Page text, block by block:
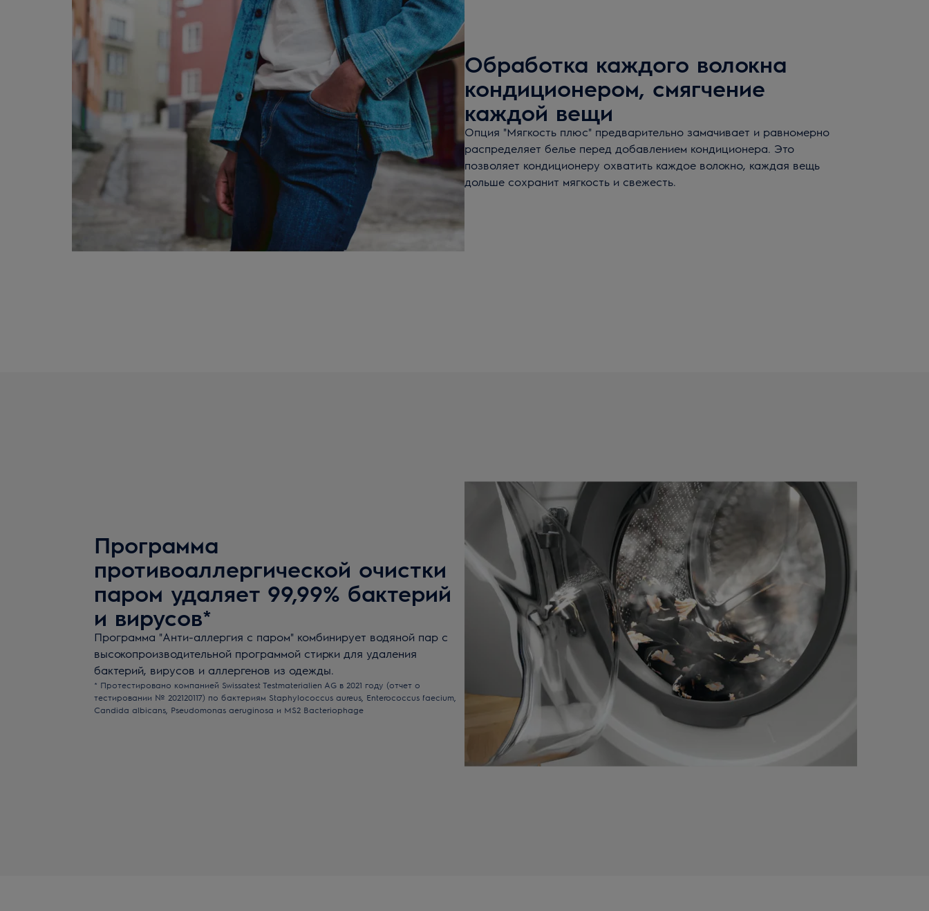
Обработка каждого волокна
кондиционером, смягчение
каждой вещи
Опция "Мягкость плюс" предварительно замачивает и равномерно
распределяет белье перед добавлением кондиционера. Это
позволяет кондиционеру охватить каждое волокно, каждая вещь
дольше сохранит мягкость и свежесть.
Программа
противоаллергической очистки
паром удаляет 99,99% бактерий
и вирусов*
Программа "Анти-аллергия с паром" комбинирует водяной пар с
высокопроизводительной программой стирки для удаления
бактерий, вирусов и аллергенов из одежды.
* Протестировано компанией Swissatest Testmaterialien AG в 2021 году (отчет о
тестировании № 202120117) по бактериям Staphylococcus aureus, Enterococcus faecium,
Candida albicans, Pseudomonas aeruginosa и MS2 Bacteriophage